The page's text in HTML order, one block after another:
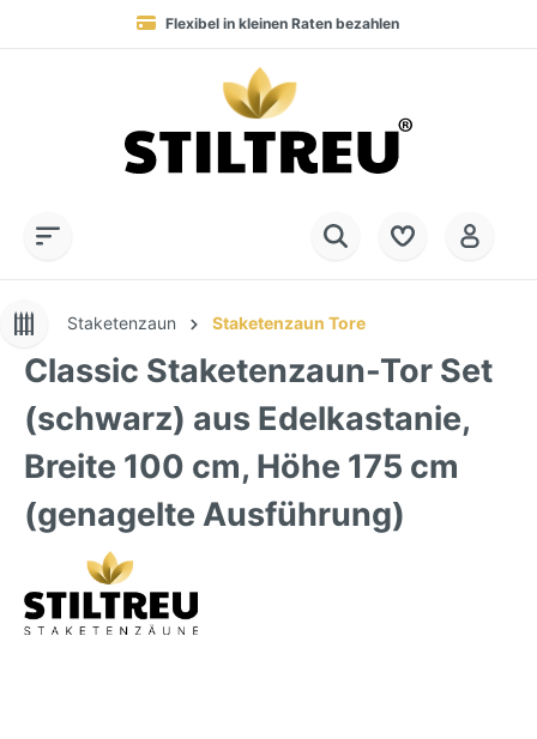
Flexibel in kleinen Raten bezahlen
Blitzversand in 1-2 Werktagen nach DE, AT & NL
+49 (0) 28 32 - 408 990 0
Dauerhaft hohe Warenverfügbarkeit
SSL-verschlüsselt online einkaufen
Staketenzaun Staketenzaun Tore
Classic Staketenzaun-Tor Set
(schwarz) aus Edelkastanie,
Breite 100 cm, Höhe 175 cm
(genagelte Ausführung)